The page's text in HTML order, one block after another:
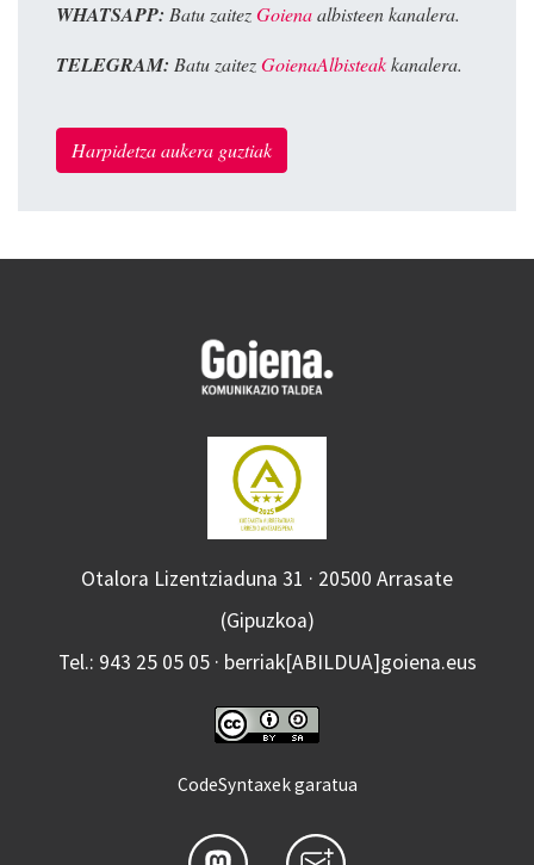
WHATSAPP: Batu zaitezGoienaalbisteen kanalera.
TELEGRAM: Batu zaitezGoienaAlbisteakkanalera.
Harpidetza aukera guztiak
Otalora Lizentziaduna 31 · 20500 Arrasate
(Gipuzkoa)
Tel.: 943 25 05 05 · berriak[ABILDUA]goiena.eus
CodeSyntaxek garatua